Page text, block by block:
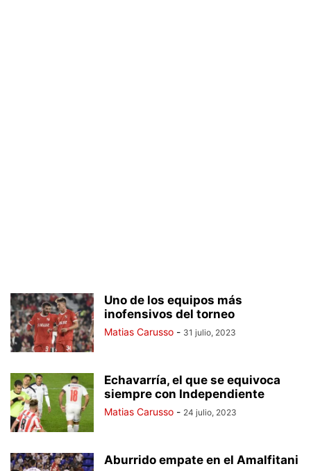
Uno de los equipos más
inofensivos del torneo
Matias Carusso - 31 julio, 2023
Echavarría, el que se equivoca
siempre con Independiente
Matias Carusso - 24 julio, 2023
Aburrido empate en el Amalfitani